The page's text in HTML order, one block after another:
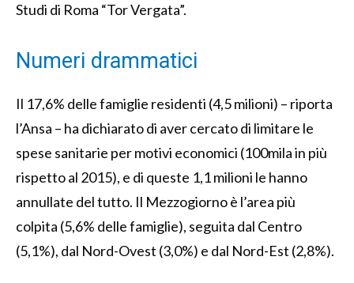
Studi di Roma “Tor Vergata”.
Numeri drammatici
Il 17,6% delle famiglie residenti (4,5 milioni) – riporta
l’Ansa – ha dichiarato di aver cercato di limitare le
spese sanitarie per motivi economici (100mila in più
rispetto al 2015), e di queste 1,1 milioni le hanno
annullate del tutto. Il Mezzogiorno è l’area più
colpita (5,6% delle famiglie), seguita dal Centro
(5,1%), dal Nord-Ovest (3,0%) e dal Nord-Est (2,8%).